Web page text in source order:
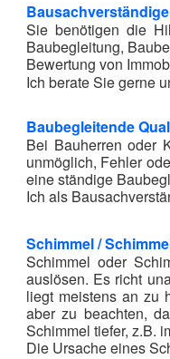
Sie benötigen die
Baubegleitung,
Bewertung von
Ich berate Sie gerne
Baubegleitende
Bei Bauherren oder
unmöglich, Fehler
eine ständige
Ich als
Schimmel /
Schimmel oder
auslösen. Es richt
liegt meistens an zu
aber zu beachten,
Schimmel tiefer, z.B.
Die Ursache eines